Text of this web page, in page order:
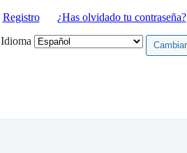
Registro
¿Has olvidado tu contraseña?
Idioma